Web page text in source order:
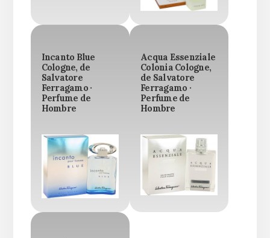
Incanto Blue
Cologne, de
Salvatore
Ferragamo ·
Perfume de
Hombre
Acqua Essenziale
Colonia Cologne,
de Salvatore
Ferragamo ·
Perfume de
Hombre